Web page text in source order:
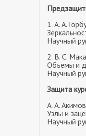
1. А. А.
Научный
2. В. С.
Объемы и
Научный
Защита
А. А.
Узлы и
Научный